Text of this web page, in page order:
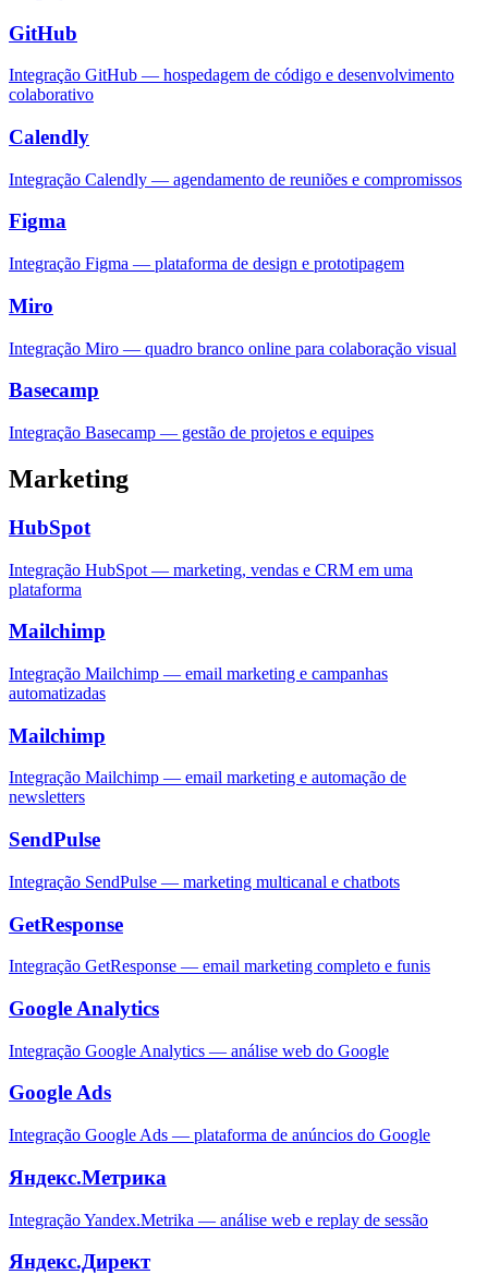
GitHub
Integração GitHub — hospedagem de código e desenvolvimento
colaborativo
Calendly
Integração Calendly — agendamento de reuniões e compromissos
Figma
Integração Figma — plataforma de design e prototipagem
Miro
Integração Miro — quadro branco online para colaboração visual
Basecamp
Integração Basecamp — gestão de projetos e equipes
Marketing
HubSpot
Integração HubSpot — marketing, vendas e CRM em uma
plataforma
Mailchimp
Integração Mailchimp — email marketing e campanhas
automatizadas
Mailchimp
Integração Mailchimp — email marketing e automação de
newsletters
SendPulse
Integração SendPulse — marketing multicanal e chatbots
GetResponse
Integração GetResponse — email marketing completo e funis
Google Analytics
Integração Google Analytics — análise web do Google
Google Ads
Integração Google Ads — plataforma de anúncios do Google
Яндекс.Метрика
Integração Yandex.Metrika — análise web e replay de sessão
Яндекс.Директ